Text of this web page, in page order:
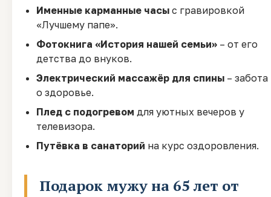
Именные карманные часы с гравировкой
«Лучшему папе».
Фотокнига «История нашей семьи» – от его
детства до внуков.
Электрический массажёр для спины – забота
о здоровье.
Плед с подогревом для уютных вечеров у
телевизора.
Путёвка в санаторий на курс оздоровления.
Подарок мужу на 65 лет от